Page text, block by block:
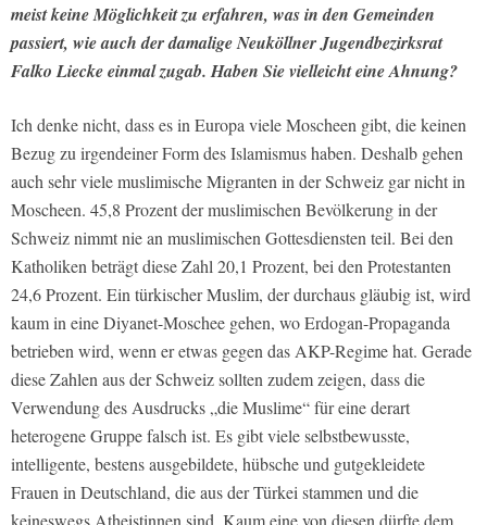
meist keine Möglichkeit zu erfahren, was in den Gemeinden
passiert, wie auch der damalige Neuköllner Jugendbezirksrat
Falko Liecke einmal zugab. Haben Sie vielleicht eine Ahnung?
Ich denke nicht, dass es in Europa viele Moscheen gibt, die keinen
Bezug zu irgendeiner Form des Islamismus haben. Deshalb gehen
auch sehr viele muslimische Migranten in der Schweiz gar nicht in
Moscheen. 45,8 Prozent der muslimischen Bevölkerung in der
Schweiz nimmt nie an muslimischen Gottesdiensten teil. Bei den
Katholiken beträgt diese Zahl 20,1 Prozent, bei den Protestanten
24,6 Prozent. Ein türkischer Muslim, der durchaus gläubig ist, wird
kaum in eine Diyanet-Moschee gehen, wo Erdogan-Propaganda
betrieben wird, wenn er etwas gegen das AKP-Regime hat. Gerade
diese Zahlen aus der Schweiz sollten zudem zeigen, dass die
Verwendung des Ausdrucks „die Muslime“ für eine derart
heterogene Gruppe falsch ist. Es gibt viele selbstbewusste,
intelligente, bestens ausgebildete, hübsche und gutgekleidete
Frauen in Deutschland, die aus der Türkei stammen und die